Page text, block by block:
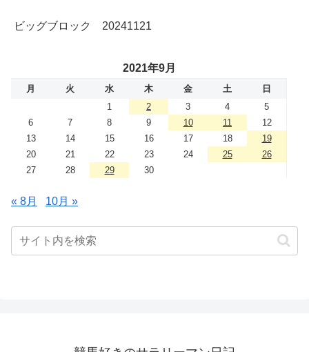
ビッグブロック 20241121
2021年9月
月 火 水 木 金 土
日
1
2 3 4
5
6
7 8 9 10 11
12
13
14 15 16 17 18
19
20
21 22 23 24 25
26
27
28 29 30
« 8月 10月 »